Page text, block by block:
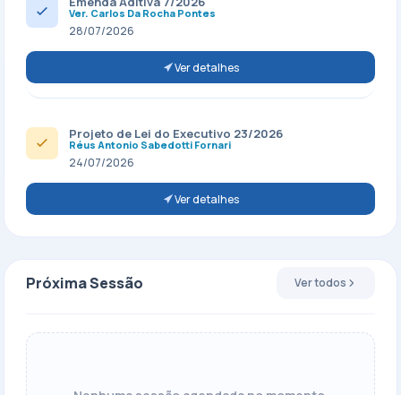
Ver. Carlos Da Rocha Pontes
28/07/2026
Ver detalhes
Projeto de Lei do Executivo 23/2026
Réus Antonio Sabedotti Fornari
24/07/2026
Ver detalhes
Próxima Sessão Ver todos